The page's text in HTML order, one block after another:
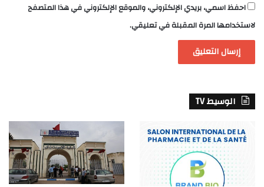
احفظ اسمي، بريدي الإلكتروني، والموقع الإلكتروني في هذا المتصفح
لاستخدامها المرة المقبلة في تعليقي.
الوسيط TV